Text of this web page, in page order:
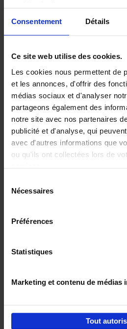
Consentement Détails
Ce site web utilise des cookies.
Les cookies nous permettent de
et les annonces, d'offrir des
médias sociaux et d'analyser
partageons également des
notre site avec nos partenaires
publicité et d'analyse, qui
avec d'autres informations que
ou qu'ils ont collectées lors de
Nécessaires
Préférences
Statistiques
Marketing et contenu de médias
Tout
Building
Business
Jochen Roef
Couverture souple
€29,99
Digital